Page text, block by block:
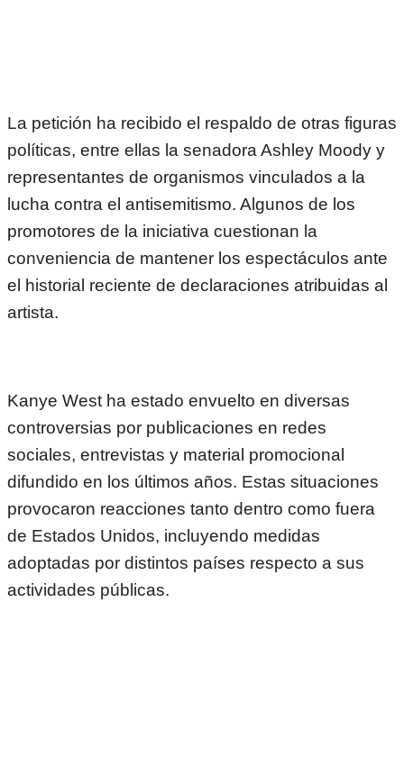
La petición ha recibido el respaldo de otras figuras
políticas, entre ellas la senadora Ashley Moody y
representantes de organismos vinculados a la
lucha contra el antisemitismo. Algunos de los
promotores de la iniciativa cuestionan la
conveniencia de mantener los espectáculos ante
el historial reciente de declaraciones atribuidas al
artista.
Kanye West ha estado envuelto en diversas
controversias por publicaciones en redes
sociales, entrevistas y material promocional
difundido en los últimos años. Estas situaciones
provocaron reacciones tanto dentro como fuera
de Estados Unidos, incluyendo medidas
adoptadas por distintos países respecto a sus
actividades públicas.